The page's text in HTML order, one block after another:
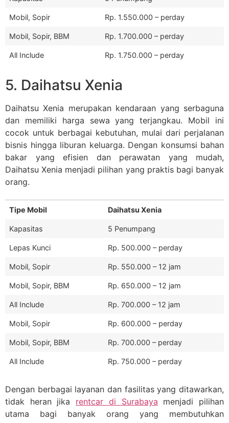
Mobil, Sopir Rp. 1.550.000 – perday
Mobil, Sopir, BBM Rp. 1.700.000 – perday
All Include Rp. 1.750.000 – perday
5. Daihatsu Xenia
Daihatsu Xenia merupakan kendaraan yang serbaguna
dan memiliki harga sewa yang terjangkau. Mobil ini
cocok untuk berbagai kebutuhan, mulai dari perjalanan
bisnis hingga liburan keluarga. Dengan konsumsi bahan
bakar yang efisien dan perawatan yang mudah,
Daihatsu Xenia menjadi pilihan yang praktis bagi banyak
orang.
Tipe Mobil Daihatsu Xenia
Kapasitas 5 Penumpang
Lepas Kunci Rp. 500.000 – perday
Mobil, Sopir Rp. 550.000 – 12 jam
Mobil, Sopir, BBM Rp. 650.000 – 12 jam
All Include Rp. 700.000 – 12 jam
Mobil, Sopir Rp. 600.000 – perday
Mobil, Sopir, BBM Rp. 700.000 – perday
All Include Rp. 750.000 – perday
Dengan berbagai layanan dan fasilitas yang ditawarkan,
tidak heran jika rentcar di Surabaya menjadi pilihan
utama bagi banyak orang yang membutuhkan